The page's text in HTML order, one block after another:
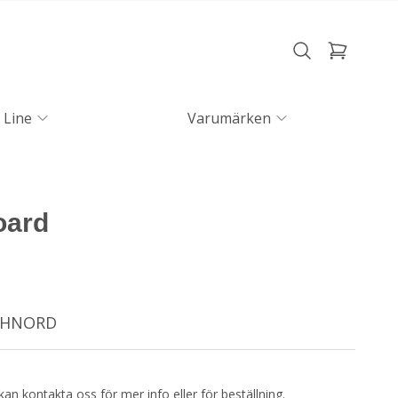
Line Varumärken
kontakta oss för mer info eller för beställning.